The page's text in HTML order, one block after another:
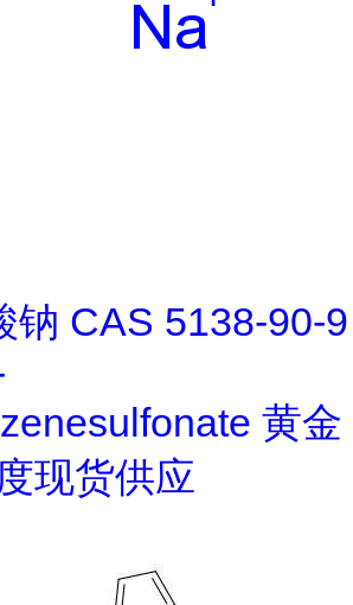
钠 CAS 5138-90-9
黄金
现货供应